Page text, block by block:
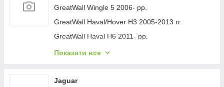
Geely Emgrand X7 2011- рр.
Geely LC Cross 2008-2016 гг.
Geely MK 2006-2014 рр.
Geely MK Cross 2010-2016 рр.
GreatWall Wingle 5 2006- рр.
GreatWall Haval/Hover H3 2005-2013 гг.
GreatWall Haval H6 2011- рр.
GreatWall Haval F7 2018-2024 рр.
Показати все
Jaguar